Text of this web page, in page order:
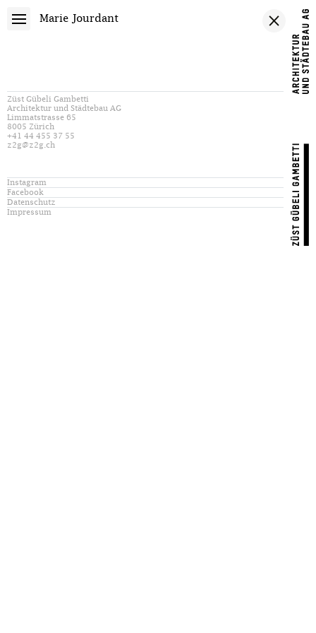
Marie Jourdant
Züst Gübeli Gambetti
Architektur und Städtebau AG
Limmatstrasse 65
8005 Zürich
+41 44 455 37 55
z2g@z2g.ch
Instagram
Facebook
Datenschutz
Impressum